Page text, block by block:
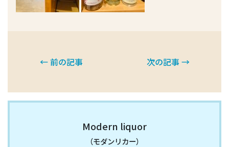
← 前の記事 次の記事 →
Modern liquor
（モダンリカー）